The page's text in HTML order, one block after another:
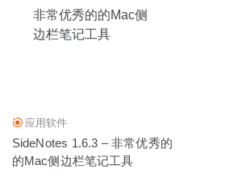
应用软件
SideNotes 1.6.3 – 非常优秀的
的Mac侧边栏笔记工具